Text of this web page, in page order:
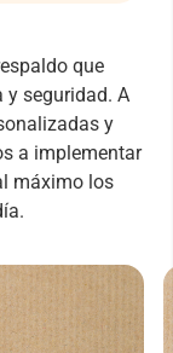
que
y seguridad. A
y
a implementar
máximo los